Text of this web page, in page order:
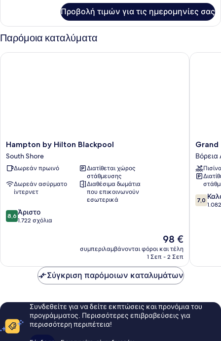
Προβολή τιμών για τις ημερομηνίες σας
Παρόμοια καταλύματα
Hampton
by
Hilton
Blackpool
Shore
Hampton by Hilton Blackpool
South Shore
Δωρεάν πρωινό
Διατίθεται χώρος
στάθμευσης
Δωρεάν ασύρματο
ίντερνετ
Διαθέσιμα δωμάτια
που επικοινωνούν
εσωτερικά
8.6
στα
8,6 Άριστο
1.722 σχόλια
Η
τιμή
είναι
98 €
συμπεριλαμβάνονται φόροι και τέλη
1 Σεπ - 2 Σεπ
Hampton by Hilton Blackpool
Grand
Hotel
Βόρεια
Ακτή
Grand
Βόρεια
7.0
στα
7,0
Grand
Σύγκριση παρόμοιων καταλυμάτων
Συνδεθείτε για να δείτε εκπτώσεις και προνόμια του
προγράμματος. Περισσότερες επιβραβεύσεις για
περισσότερη περιπέτεια!